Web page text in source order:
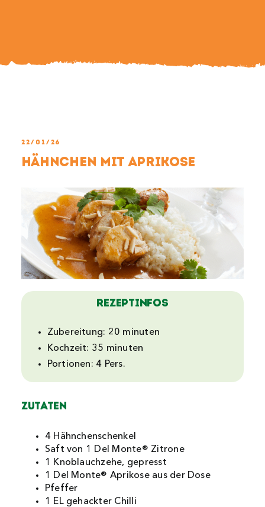
22/01/26
Hähnchen mit Aprikose
Rezeptinfos
Zubereitung: 20 minuten
Kochzeit: 35 minuten
Portionen: 4 Pers.
Zutaten
4 Hähnchenschenkel
Saft von 1 Del Monte® Zitrone
1 Knoblauchzehe, gepresst
1 Del Monte® Aprikose aus der Dose
Pfeffer
1 EL gehackter Chilli